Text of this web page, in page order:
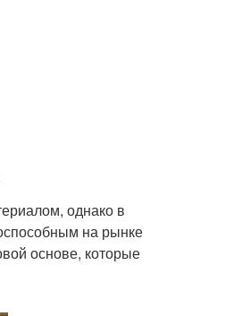
однако в
на рынке
основе, которые